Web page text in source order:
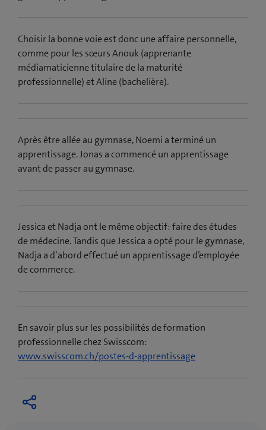
Choisir la bonne voie est donc une affaire personnelle,
comme pour les sœurs Anouk (apprenante
médiamaticienne titulaire de la maturité
professionnelle) et Aline (bachelière).
Après être allée au gymnase, Noemi a terminé un
apprentissage. Jonas a commencé un apprentissage
avant de passer au gymnase.
Jessica et Nadja ont le même objectif: faire des études
de médecine. Tandis que Jessica a opté pour le gymnase,
Nadja a d’abord effectué un apprentissage d’employée
de commerce.
En savoir plus sur les possibilités de formation
professionnelle chez Swisscom:
www.swisscom.ch/postes-d-apprentissage(